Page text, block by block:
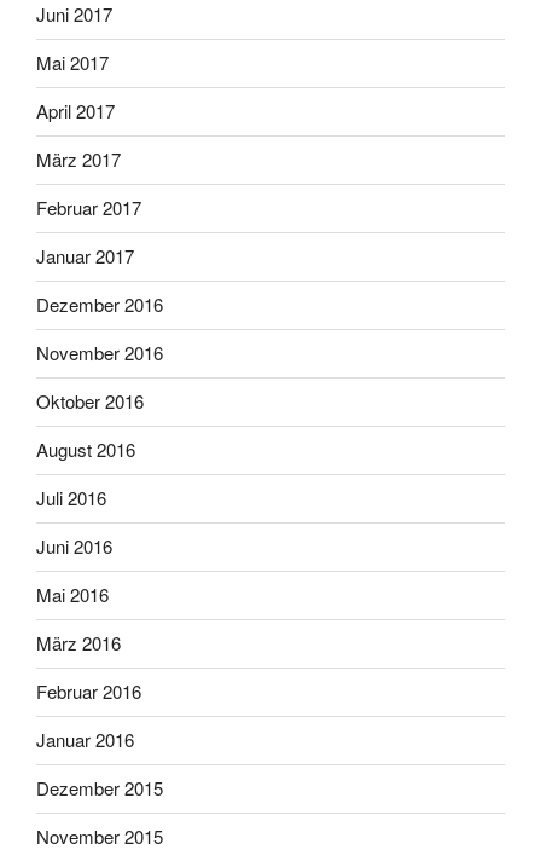
Juni 2017
Mai 2017
April 2017
März 2017
Februar 2017
Januar 2017
Dezember 2016
November 2016
Oktober 2016
August 2016
Juli 2016
Juni 2016
Mai 2016
März 2016
Februar 2016
Januar 2016
Dezember 2015
November 2015